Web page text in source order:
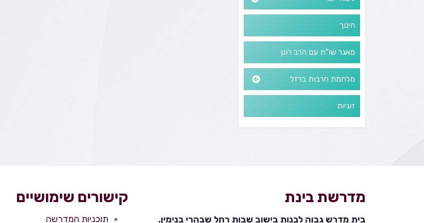
חינוך
מאגר שו"ת עם הרב רונן
מלחמת חרבות ברזל
זוגיות
מדרשת בינת
בית מדרש גבוה לבנות בישוב שבות רחל שבהרי בנימין.
קישורים שימושיים
תוכניות המדרשה